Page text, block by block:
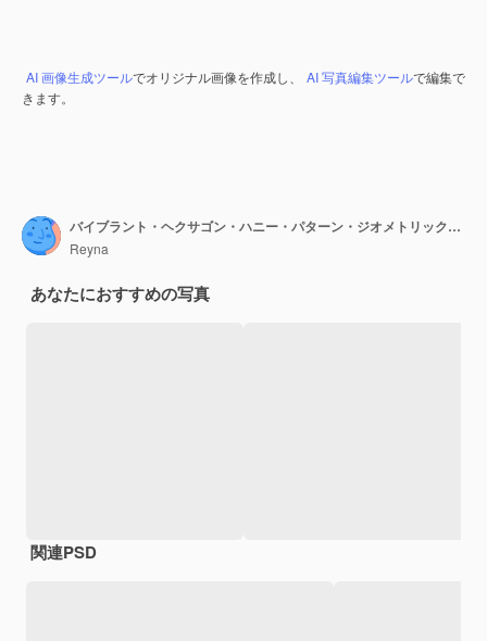
AI 画像生成ツールでオリジナル画像を作成し、 AI 写真編集ツールで編集で
きます。
バイブラント・ヘクサゴン・ハニー・パターン・ジオメトリック・テクスチャー・イン・イエロー・グレイ・ピンク・アンド・パープル・ベクトル・アート II
Reyna
あなたにおすすめの写真
関連PSD